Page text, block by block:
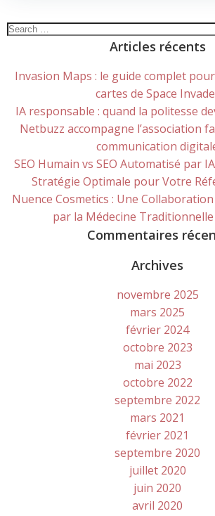
Search
Articles récents
Invasion Maps : le guide complet
cartes de Space
IA responsable : quand la politesse
Netbuzz accompagne l’association
communication
SEO Humain vs SEO Automatisé par
Stratégie Optimale pour Votre
Nuence Cosmetics : Une
par la Médecine
Commentaires
Archives
novembre 2025
mars 2025
février 2024
octobre 2023
mai 2023
octobre 2022
septembre 2022
mars 2021
février 2021
septembre 2020
juillet 2020
juin 2020
avril 2020